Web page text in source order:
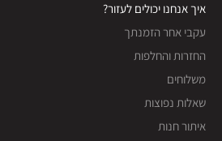
איך אנחנו יכולים לעזור?
עקבי אחר הזמנתך
החזרות והחלפות
משלוחים
שאלות נפוצות
איתור חנות